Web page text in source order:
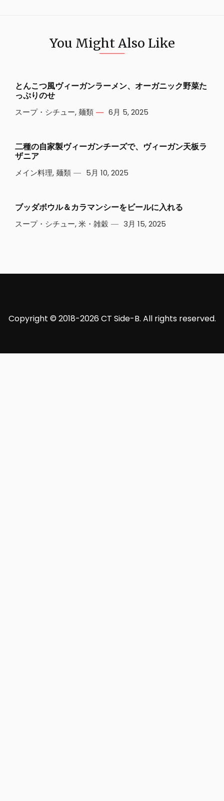
You Might Also Like
とんこつ風ヴィーガンラーメン、オーガニック野菜た
っぷりのせ
スープ・シチュー,麺類 6月 5, 2025
二種の自家製ヴィーガンチーズで、ヴィーガン天板ラ
ザニア
メイン料理,麺類 5月 10, 2025
ブッダボウル＆カラマンシーをビールに入れる
スープ・シチュー,米・雑穀 3月 15, 2025
Copyright © 2018-2026 CT Side-B. All rights reserved.